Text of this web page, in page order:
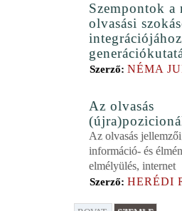
Szempontok a
olvasási
Szerző: NÉMA
Az olvasás
Az olvasás
információ- és
elmélyülés, internet
Szerző: HERÉDI